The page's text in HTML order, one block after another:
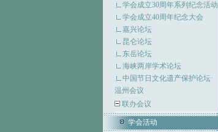
学会成立30周年系列纪念活动
学会成立40周年纪念大会
嘉兴论坛
昆仑论坛
东岳论坛
海峡两岸学术论坛
中国节日文化遗产保护论坛·
温州会议
联办会议
学会活动